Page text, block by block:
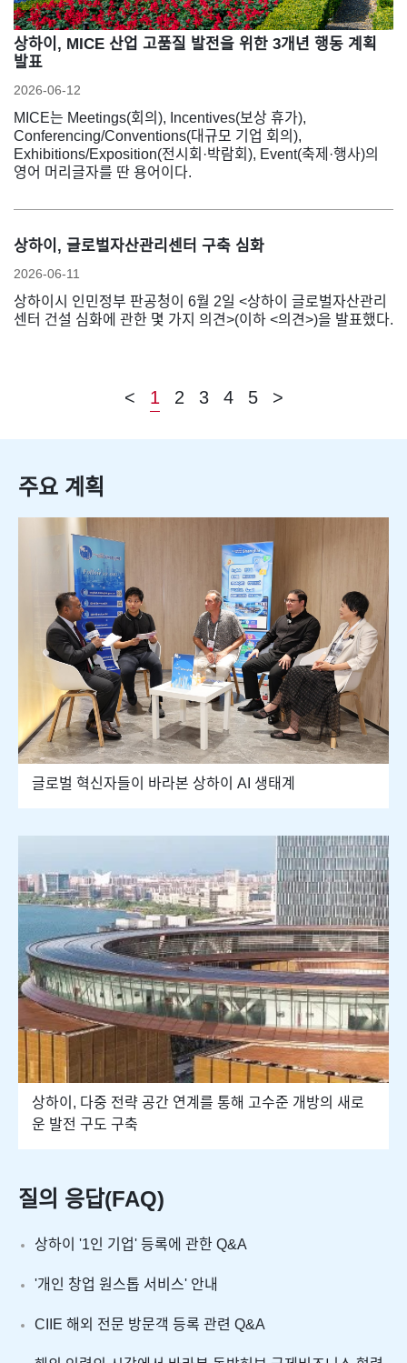
상하이, MICE 산업 고품질 발전을 위한 3개년 행동 계획
발표
2026-06-12
MICE는 Meetings(회의), Incentives(보상 휴가),
Conferencing/Conventions(대규모 기업 회의),
Exhibitions/Exposition(전시회·박람회), Event(축제·행사)의
영어 머리글자를 딴 용어이다.
상하이, 글로벌자산관리센터 구축 심화
2026-06-11
상하이시 인민정부 판공청이 6월 2일 <상하이 글로벌자산관리
센터 건설 심화에 관한 몇 가지 의견>(이하 <의견>)을 발표했다.
< 1 2 3 4 5 >
주요 계획
글로벌 혁신자들이 바라본 상하이 AI 생태계
상하이, 다중 전략 공간 연계를 통해 고수준 개방의 새로
운 발전 구도 구축
질의 응답(FAQ)
상하이 '1인 기업' 등록에 관한 Q&A
'개인 창업 원스톱 서비스' 안내
CIIE 해외 전문 방문객 등록 관련 Q&A